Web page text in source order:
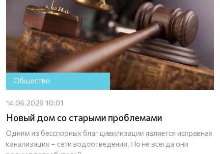
Общество
14.06.2026 10:01
Новый дом со старыми проблемами
Одним из бесспорных благ цивилизации является исправная
канализация – сети водоотведения. Но не всегда они